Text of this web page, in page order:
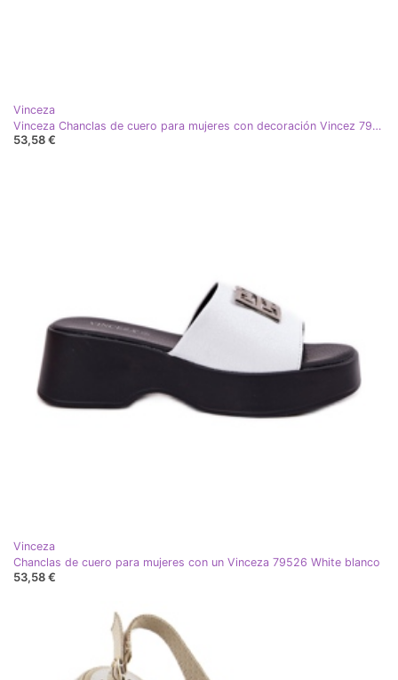
Vinceza
Vinceza Chanclas de cuero para mujeres con decoración Vincez 79526 Negro
53,58 €
Vinceza
Chanclas de cuero para mujeres con un Vinceza 79526 White blanco
53,58 €